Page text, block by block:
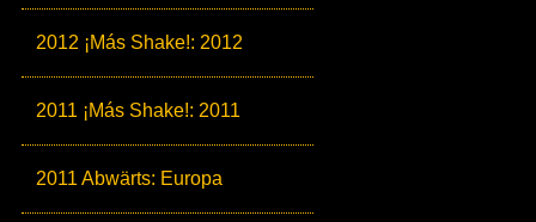
2012 ¡Más Shake!: 2012
2011 ¡Más Shake!: 2011
2011 Abwärts: Europa